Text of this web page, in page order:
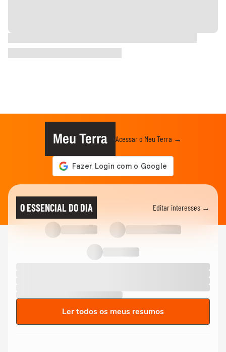
Meu Terra Acessar o Meu Terra →
O ESSENCIAL DO DIA Editar interesses →
Ler todos os meus resumos